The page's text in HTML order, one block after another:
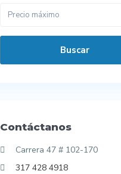
Buscar
Contáctanos
Carrera 47 # 102-170
317 428 4918